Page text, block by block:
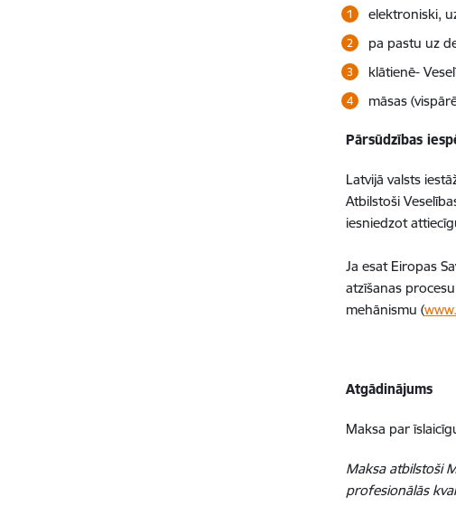
elektroniski,
pa pastu uz
klātienē-
māsas
Pārsūdzības
Latvijā valsts
Atbilstoši
iesniedzot
Ja esat Eiropas
atzīšanas
mehānismu (
Atgādinājums
Maksa par
Maksa atbilstoši
profesionālās